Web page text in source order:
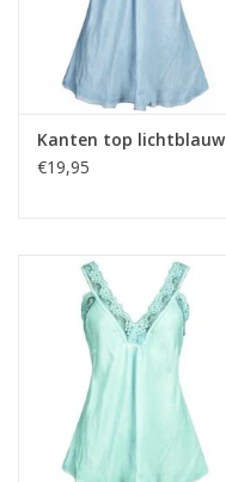
Kanten top lichtblauw
€19,95